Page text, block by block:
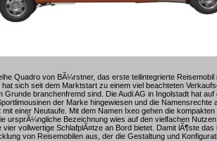
Quadro von BÃ¼rstner, das erste teilintegrierte
sich seit dem Marktstart zu einem viel beachteten
Grunde branchenfremd sind. Die Audi AG in Ingolstadt hat
der Marke hingewiesen und die Namensrechte
einer Neutaufe. Mit dem Namen Ixeo gehen die
ursprÃ¼ngliche Bezeichnung wies auf den vielfachen
vier vollwertige SchlafplÃ¤tze an Bord bietet. Damit lÃ¶ste
von Reisemobilen aus, der die Gestaltung und